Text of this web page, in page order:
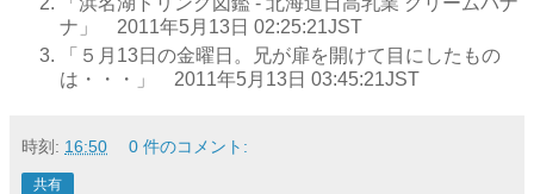
ナ」 2011年5月13日 02:25:21JST
「５月13日の金曜日。兄が扉を開けて目にしたもの
は・・・」 2011年5月13日 03:45:21JST
時刻: 16:50 0 件のコメント:
共有